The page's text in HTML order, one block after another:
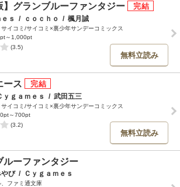
】グランブルーファンタジー
ｓ / ｃｏｃｈｏ / 楓月誠
イコミ/サイコミ×裏少年サンデーコミックス
～1,000pt
(3.5)
無料立読み
ース
ｙｇａｍｅｓ / 武田五三
イコミ/サイコミ×裏少年サンデーコミックス
～700pt
(3.2)
無料立読み
ルーファンタジー
やび / Ｃｙｇａｍｅｓ
ファミ通文庫